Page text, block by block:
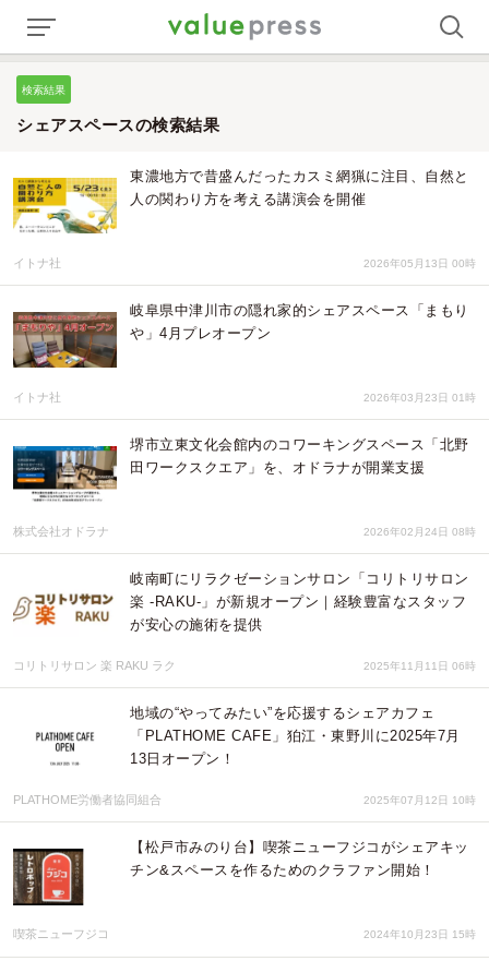
検索結果
シェアスペースの検索結果
東濃地方で昔盛んだったカスミ網猟に注目、自然と
人の関わり方を考える講演会を開催
イトナ社 2026年05月13日 00時
岐阜県中津川市の隠れ家的シェアスペース「まもり
や」4月プレオープン
イトナ社 2026年03月23日 01時
堺市立東文化会館内のコワーキングスペース「北野
田ワークスクエア」を、オドラナが開業支援
株式会社オドラナ 2026年02月24日 08時
岐南町にリラクゼーションサロン「コリトリサロン
楽 -RAKU-」が新規オープン｜経験豊富なスタッフ
が安心の施術を提供
コリトリサロン 楽 RAKU ラク 2025年11月11日 06時
地域の“やってみたい”を応援するシェアカフェ
「PLATHOME CAFE」狛江・東野川に2025年7月
13日オープン！
PLATHOME労働者協同組合 2025年07月12日 10時
【松戸市みのり台】喫茶ニューフジコがシェアキッ
チン&スペースを作るためのクラファン開始！
喫茶ニューフジコ 2024年10月23日 15時